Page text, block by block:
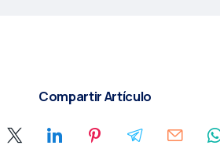
Compartir Artículo